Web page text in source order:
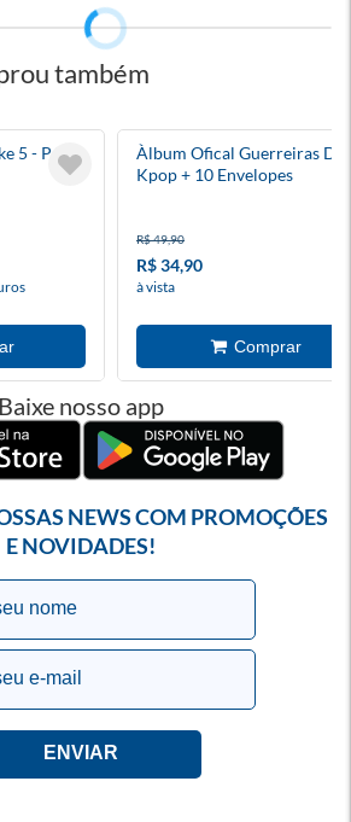
também
5 - Pé Na
Àlbum Ofical Guerreiras Do
Kpop + 10 Envelopes
R$ 49,90
R$ 34,90
à vista
Baixe nosso app
NEWS COM PROMOÇÕES
E NOVIDADES!